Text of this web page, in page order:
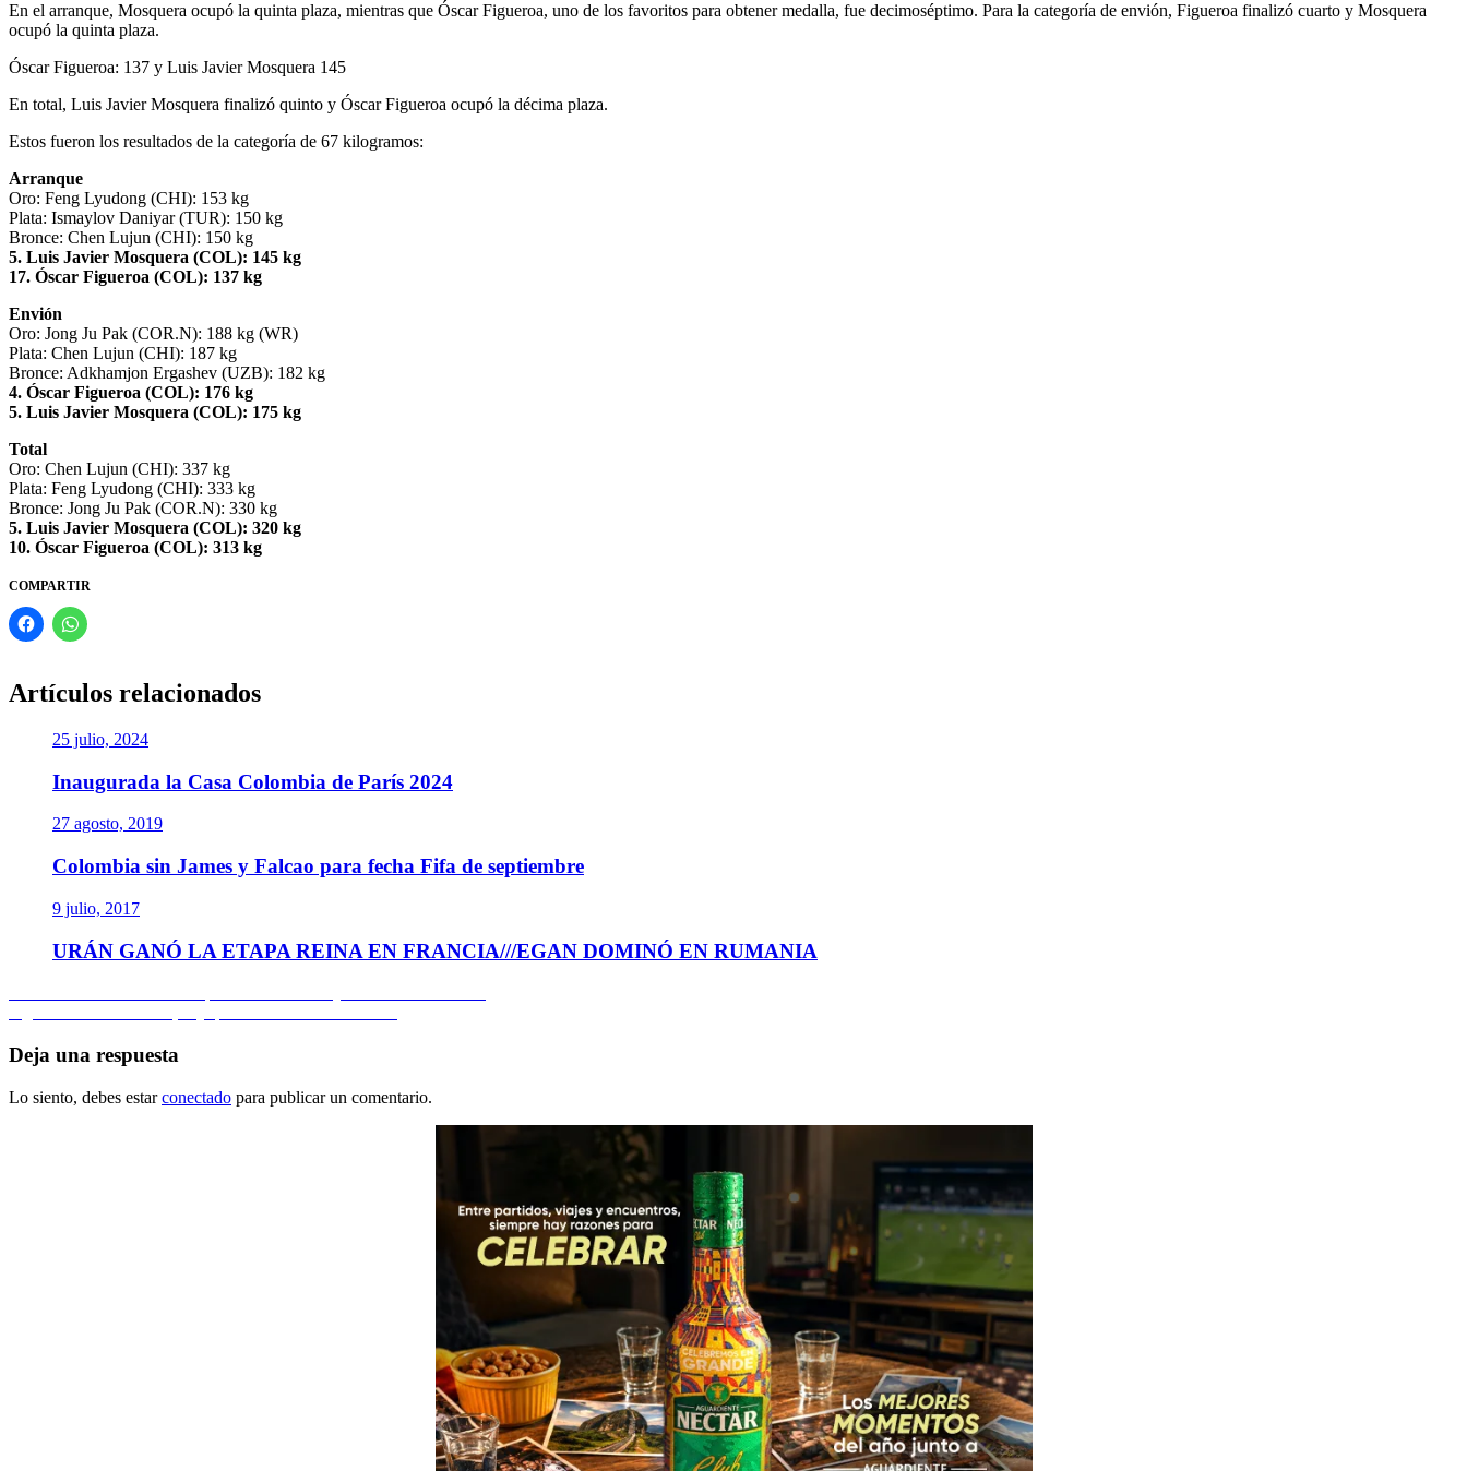
En el arranque, Mosquera ocupó la quinta plaza, mientras que Óscar Figueroa, uno de los favoritos para obtener medalla, fue decimoséptimo. Para la categoría de envión, Figueroa finalizó cuarto y Mosquera
ocupó la quinta plaza.
Óscar Figueroa: 137 y Luis Javier Mosquera 145
En total, Luis Javier Mosquera finalizó quinto y Óscar Figueroa ocupó la décima plaza.
Estos fueron los resultados de la categoría de 67 kilogramos:
Arranque
Oro: Feng Lyudong (CHI): 153 kg
Plata: Ismaylov Daniyar (TUR): 150 kg
Bronce: Chen Lujun (CHI): 150 kg
5. Luis Javier Mosquera (COL): 145 kg
17. Óscar Figueroa (COL): 137 kg
Envión
Oro: Jong Ju Pak (COR.N): 188 kg (WR)
Plata: Chen Lujun (CHI): 187 kg
Bronce: Adkhamjon Ergashev (UZB): 182 kg
4. Óscar Figueroa (COL): 176 kg
5. Luis Javier Mosquera (COL): 175 kg
Total
Oro: Chen Lujun (CHI): 337 kg
Plata: Feng Lyudong (CHI): 333 kg
Bronce: Jong Ju Pak (COR.N): 330 kg
5. Luis Javier Mosquera (COL): 320 kg
10. Óscar Figueroa (COL): 313 kg
COMPARTIR
Artículos relacionados
25 julio, 2024
Inaugurada la Casa Colombia de París 2024
27 agosto, 2019
Colombia sin James y Falcao para fecha Fifa de septiembre
9 julio, 2017
URÁN GANÓ LA ETAPA REINA EN FRANCIA///EGAN DOMINÓ EN RUMANIA
Navegación
de
entradas
Deja una respuesta
Lo siento, debes estarconectado para publicar un comentario.